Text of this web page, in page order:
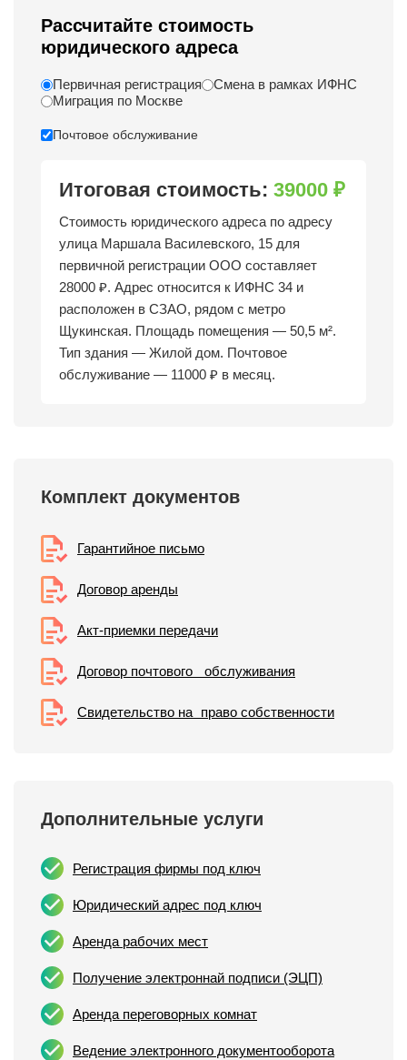
Рассчитайте стоимость
юридического адреса
Первичная регистрация
Смена в рамках ИФНС
Миграция по Москве
Почтовое обслуживание
Итоговая стоимость: 39000 ₽
Стоимость юридического адреса по адресу
улица Маршала Василевского, 15 для
первичной регистрации ООО составляет
28000 ₽. Адрес относится к ИФНС 34 и
расположен в СЗАО, рядом с метро
Щукинская. Площадь помещения — 50,5 м².
Тип здания — Жилой дом. Почтовое
обслуживание — 11000 ₽ в месяц.
Комплект документов
Гарантийное письмо
Договор аренды
Акт-приемки передачи
Договор почтового обслуживания
Свидетельствo на право собственности
Дополнительные услуги
Регистрация фирмы под ключ
Юридический адрес под ключ
Аренда рабочих мест
Получение электроннай подписи (ЭЦП)
Аренда переговорных комнат
Ведение электронного документооборота